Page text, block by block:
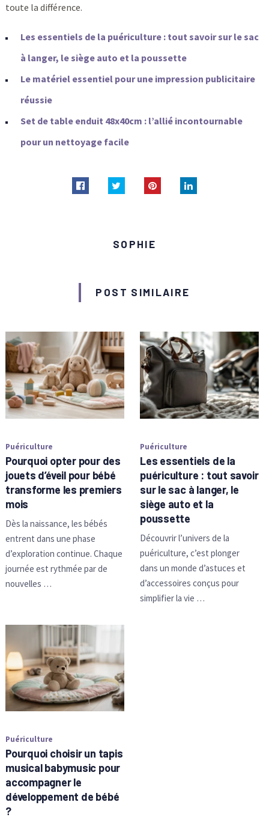
toute la différence.
Les essentiels de la puériculture : tout savoir sur le sac
à langer, le siège auto et la poussette
Le matériel essentiel pour une impression publicitaire
réussie
Set de table enduit 48x40cm : l’allié incontournable
pour un nettoyage facile
SOPHIE
POST SIMILAIRE
Puériculture
Pourquoi opter pour des
jouets d’éveil pour bébé
transforme les premiers
mois
Dès la naissance, les bébés
entrent dans une phase
d’exploration continue. Chaque
journée est rythmée par de
nouvelles …
Puériculture
Les essentiels de la
puériculture : tout savoir
sur le sac à langer, le
siège auto et la
poussette
Découvrir l’univers de la
puériculture, c’est plonger
dans un monde d’astuces et
d’accessoires conçus pour
simplifier la vie …
Puériculture
Pourquoi choisir un tapis
musical babymusic pour
accompagner le
développement de bébé
?